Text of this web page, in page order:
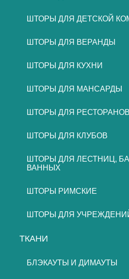
ШТОРЫ ДЛЯ ДЕТСКОЙ
ШТОРЫ ДЛЯ ВЕРАНДЫ
ШТОРЫ ДЛЯ КУХНИ
ШТОРЫ ДЛЯ МАНСАРДЫ
ШТОРЫ ДЛЯ
ШТОРЫ ДЛЯ КЛУБОВ
ШТОРЫ ДЛЯ ЛЕСТНИЦ,
ВАННЫХ
ШТОРЫ РИМСКИЕ
ШТОРЫ ДЛЯ
ТКАНИ
БЛЭКАУТЫ И ДИМАУТЫ